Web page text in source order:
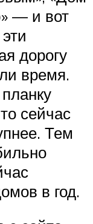
— и вот
дорогу
время.
сейчас
Тем
в год.